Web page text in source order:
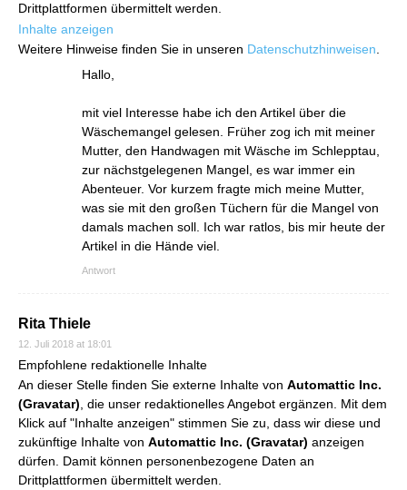
Drittplattformen übermittelt werden.
Inhalte anzeigen
Weitere Hinweise finden Sie in unseren Datenschutzhinweisen.
Hallo,
mit viel Interesse habe ich den Artikel über die
Wäschemangel gelesen. Früher zog ich mit meiner
Mutter, den Handwagen mit Wäsche im Schlepptau,
zur nächstgelegenen Mangel, es war immer ein
Abenteuer. Vor kurzem fragte mich meine Mutter,
was sie mit den großen Tüchern für die Mangel von
damals machen soll. Ich war ratlos, bis mir heute der
Artikel in die Hände viel.
Antwort
Rita Thiele
12. Juli 2018 at 18:01
Empfohlene redaktionelle Inhalte
An dieser Stelle finden Sie externe Inhalte von Automattic Inc.
(Gravatar), die unser redaktionelles Angebot ergänzen. Mit dem
Klick auf "Inhalte anzeigen" stimmen Sie zu, dass wir diese und
zukünftige Inhalte von Automattic Inc. (Gravatar) anzeigen
dürfen. Damit können personenbezogene Daten an
Drittplattformen übermittelt werden.